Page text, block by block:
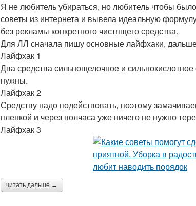
Я не любитель убираться, но любитель чтобы
советы из интернета и вывела идеальную
без рекламы конкретного чистящего средства.
Для ЛЛ сначала пишу основные лайфхаки,
Лайфхак 1
Два средства сильнощелочное и
нужны.
Лайфхак 2
Средству надо подействовать, поэтому
пленкой и через полчаса уже ничего не нужно
Лайфхак 3
читать дальше →